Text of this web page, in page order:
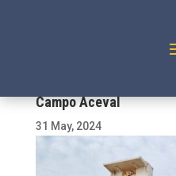
Campo Aceval
31 May, 2024